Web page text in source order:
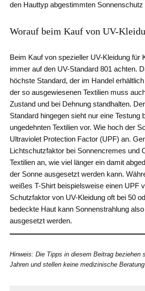
den Hauttyp abgestimmten
Worauf beim Kauf von UV-
Beim Kauf von spezieller UV-Kleidung für
immer auf den UV-Standard 801 achten.
höchste Standard, der im Handel
der so ausgewiesenen Textilien muss
Zustand und bei Dehnung standhalten.
Standard hingegen sieht nur eine Testung
ungedehnten Textilien vor. Wie hoch der
Ultraviolet Protection Factor (UPF) an.
Lichtschutzfaktor bei Sonnencremes und
Textilien an, wie viel länger ein damit
der Sonne ausgesetzt werden kann.
weißes T-Shirt beispielsweise einen UPF
Schutzfaktor von UV-Kleidung oft bei 50
bedeckte Haut kann Sonnenstrahlung
ausgesetzt werden.
Hinweis: Die Tipps in diesem Beitrag beziehen
Jahren und stellen keine medizinische Beratung